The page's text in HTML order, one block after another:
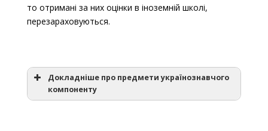
то отримані за них оцінки в іноземній школі,
перезараховуються.
Докладніше про предмети українознавчого
компоненту